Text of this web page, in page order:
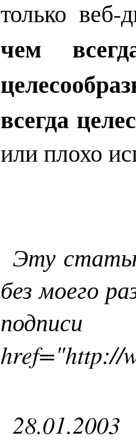
только
чем
всегда
или плохо
Эту
без моего
href="http://
28.01.2003